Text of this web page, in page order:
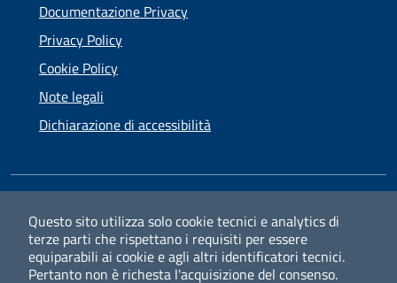
Questo sito utilizza solo cookie tecnici e analytics di
terze parti che rispettano i requisiti per essere
equiparabili ai cookie e agli altri identificatori tecnici.
Pertanto non è richesta l'acquisizione del consenso.
Documentazione Privacy
Privacy Policy
Cookie Policy
Note legali
Dichiarazione di accessibilità
FacebookInstagram